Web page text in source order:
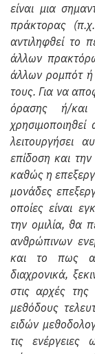
είναι μια
πράκτορας
αντιληφθεί το
άλλων
άλλων ρομπότ ή
τους. Για να
όρασης ή/και
λειτουργήσει
επίδοση και
καθώς η
μονάδες
οποίες είναι
την ομιλία, θα
ανθρώπινων
και το πως
διαχρονικά,
στις αρχές
μεθόδους
ειδών
τις ενέργειες